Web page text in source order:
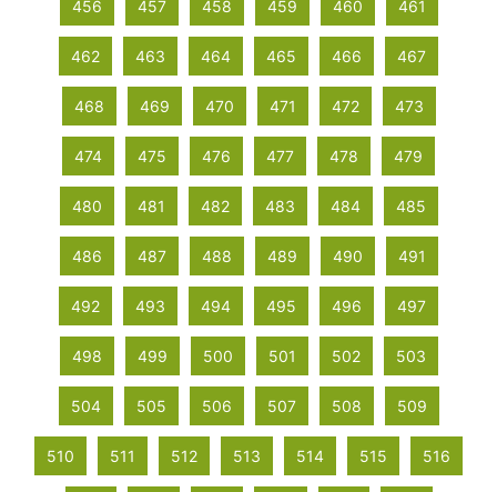
456 457 458 459 460 461
462 463 464 465 466 467
468 469 470 471 472 473
474 475 476 477 478 479
480 481 482 483 484 485
486 487 488 489 490 491
492 493 494 495 496 497
498 499 500 501 502 503
504 505 506 507 508 509
510 511 512 513 514 515 516